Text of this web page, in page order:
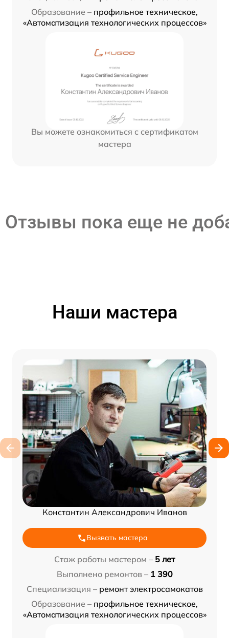
Образование – профильное техническое,
«Автоматизация технологических процессов»
Вы можете ознакомиться с сертификатом
мастера
Отзывы пока еще не
Наши мастера
Константин Александрович Иванов
Вызвать мастера
Стаж работы мастером – 5 лет
Выполнено ремонтов – 1 390
Специализация – ремонт электросамокатов
Образование – профильное техническое,
«Автоматизация технологических процессов»